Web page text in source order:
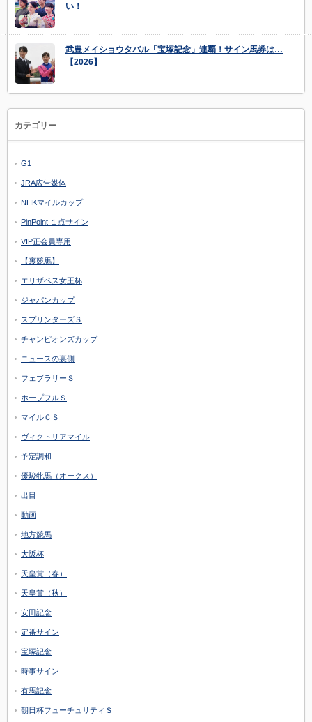
い！
武豊メイショウタバル「宝塚記念」連覇！サイン馬券は…
【2026】
カテゴリー
G1
JRA広告媒体
NHKマイルカップ
PinPoint １点サイン
VIP正会員専用
【裏競馬】
エリザベス女王杯
ジャパンカップ
スプリンターズＳ
チャンピオンズカップ
ニュースの裏側
フェブラリーＳ
ホープフルＳ
マイルＣＳ
ヴィクトリアマイル
予定調和
優駿牝馬（オークス）
出目
動画
地方競馬
大阪杯
天皇賞（春）
天皇賞（秋）
安田記念
定番サイン
宝塚記念
時事サイン
有馬記念
朝日杯フューチュリティＳ